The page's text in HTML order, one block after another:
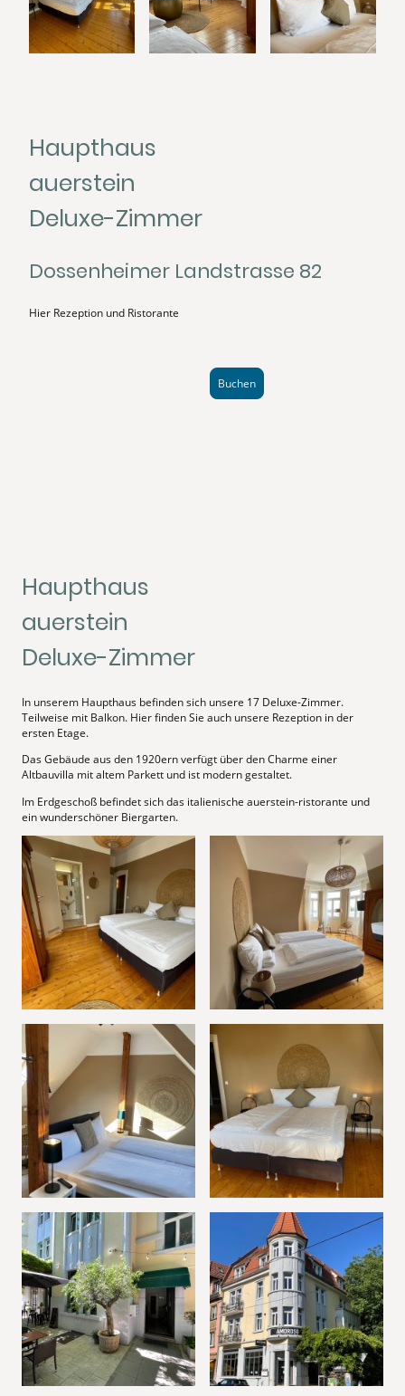
Haupthaus
auerstein
Deluxe-Zimmer
Dossenheimer Landstrasse 82
Hier Rezeption und Ristorante
Buchen
Haupthaus
auerstein
Deluxe-Zimmer
In unserem Haupthaus befinden sich unsere 17 Deluxe-Zimmer.
Teilweise mit Balkon. Hier finden Sie auch unsere Rezeption in der
ersten Etage.
Das Gebäude aus den 1920ern verfügt über den Charme einer
Altbauvilla mit altem Parkett und ist modern gestaltet.
Im Erdgeschoß befindet sich das italienische auerstein-ristorante und
ein wunderschöner Biergarten.